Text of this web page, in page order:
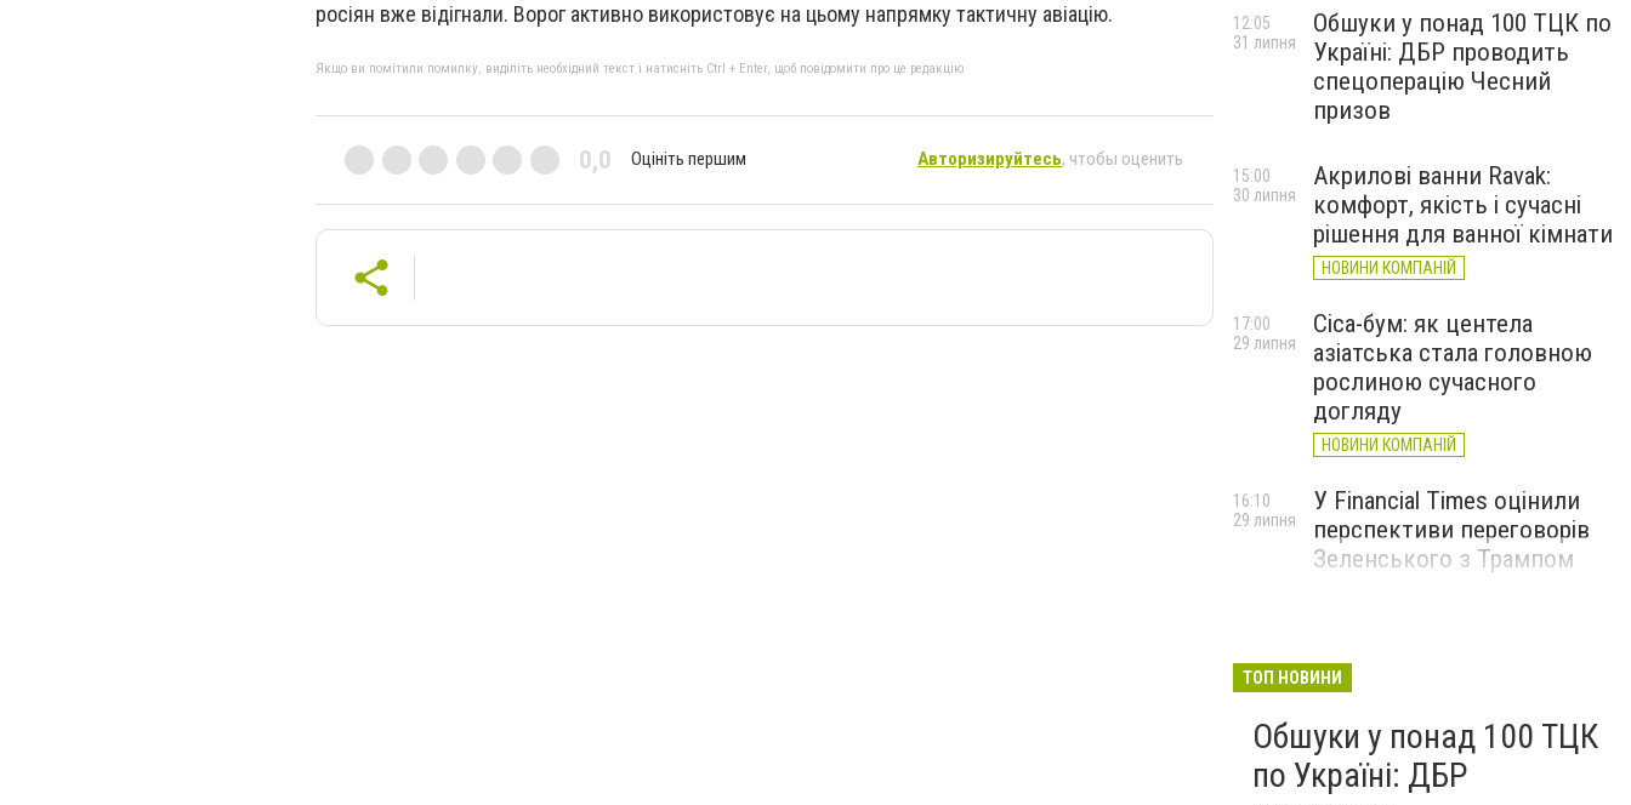
росіян вже відігнали. Ворог активно використовує на цьому напрямку тактичну авіацію.
Якщо ви помітили помилку, виділіть необхідний текст і натисніть Ctrl + Enter, щоб повідомити про це редакцію
0,0 Оцініть першим Авторизируйтесь, чтобы оценить
Обшуки у понад 100 ТЦК по
Україні: ДБР проводить
спецоперацію Чесний
призов
12:05
31 липня
Акрилові ванни Ravak:
комфорт, якість і сучасні
рішення для ванної кімнати
НОВИНИ КОМПАНІЙ
15:00
30 липня
Cica-бум: як центела
азіатська стала головною
рослиною сучасного
догляду
НОВИНИ КОМПАНІЙ
17:00
29 липня
У Financial Times оцінили
перспективи переговорів
Зеленського з Трампом
16:10
29 липня
ТОП НОВИНИ
Обшуки у понад 100 ТЦК
по Україні: ДБР